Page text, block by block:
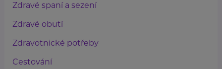
Zdravé spaní a sezení
Zdravé obutí
Zdravotnické potřeby
Cestování